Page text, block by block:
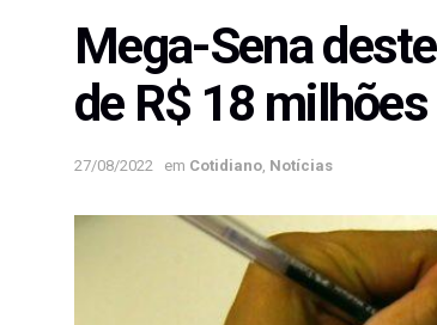
Mega-Sena
de R$ 18 milhões
27/08/2022 em Cotidiano, Notícias